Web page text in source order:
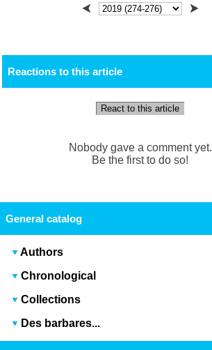
Reactions to this article
React to this article
Nobody gave a comment yet.
Be the first to do so!
General catalog
Authors
Chronological
Collections
Des barbares...